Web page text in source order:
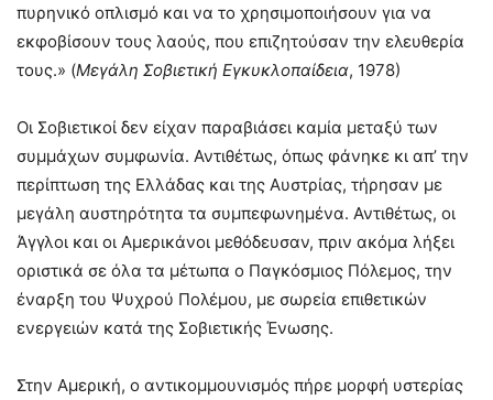
πυρηνικό οπλισμό και να το χρησιμοποιήσουν για να
εκφοβίσουν τους λαούς, που επιζητούσαν την ελευθερία
τους.» (Μεγάλη Σοβιετική Εγκυκλοπαίδεια, 1978)
Οι Σοβιετικοί δεν είχαν παραβιάσει καμία μεταξύ των
συμμάχων συμφωνία. Αντιθέτως, όπως φάνηκε κι απ’ την
περίπτωση της Ελλάδας και της Αυστρίας, τήρησαν με
μεγάλη αυστηρότητα τα συμπεφωνημένα. Αντιθέτως, οι
Άγγλοι και οι Αμερικάνοι μεθόδευσαν, πριν ακόμα λήξει
οριστικά σε όλα τα μέτωπα ο Παγκόσμιος Πόλεμος, την
έναρξη του Ψυχρού Πολέμου, με σωρεία επιθετικών
ενεργειών κατά της Σοβιετικής Ένωσης.
Στην Αμερική, ο αντικομμουνισμός πήρε μορφή υστερίας